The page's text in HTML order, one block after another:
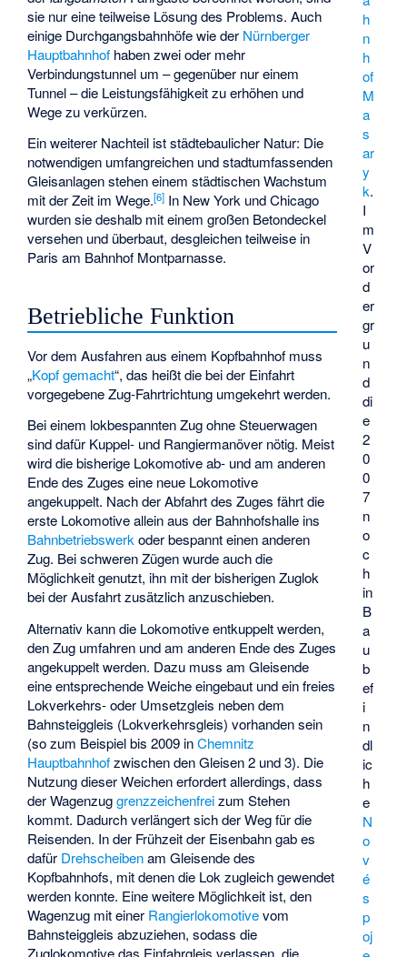
h
n
h
of
M
a
s
ar
y
k.
I
m
V
or
d
er
gr
u
n
d
di
e
2
0
0
7
n
o
c
h
in
B
a
u
b
ef
i
n
dl
ic
h
e
N
o
v
é
s
p
oj
sie nur eine teilweise Lösung des Problems. Auch
einige Durchgangsbahnhöfe wie der Nürnberger
Hauptbahnhof haben zwei oder mehr
Verbindungstunnel um – gegenüber nur einem
Tunnel – die Leistungsfähigkeit zu erhöhen und
Wege zu verkürzen.
Ein weiterer Nachteil ist städtebaulicher Natur: Die
notwendigen umfangreichen und stadtumfassenden
Gleisanlagen stehen einem städtischen Wachstum
mit der Zeit im Wege.[6] In New York und Chicago
wurden sie deshalb mit einem großen Betondeckel
versehen und überbaut, desgleichen teilweise in
Paris am Bahnhof Montparnasse.
Betriebliche Funktion
Vor dem Ausfahren aus einem Kopfbahnhof muss
„Kopf gemacht“, das heißt die bei der Einfahrt
vorgegebene Zug-Fahrtrichtung umgekehrt werden.
Bei einem lokbespannten Zug ohne Steuerwagen
sind dafür Kuppel- und Rangiermanöver nötig. Meist
wird die bisherige Lokomotive ab- und am anderen
Ende des Zuges eine neue Lokomotive
angekuppelt. Nach der Abfahrt des Zuges fährt die
erste Lokomotive allein aus der Bahnhofshalle ins
Bahnbetriebswerkoder bespannt einen anderen
Zug. Bei schweren Zügen wurde auch die
Möglichkeit genutzt, ihn mit der bisherigen Zuglok
bei der Ausfahrt zusätzlich anzuschieben.
Alternativ kann die Lokomotive entkuppelt werden,
den Zug umfahren und am anderen Ende des Zuges
angekuppelt werden. Dazu muss am Gleisende
eine entsprechende Weiche eingebaut und ein freies
Lokverkehrs- oder Umsetzgleis neben dem
Bahnsteiggleis (Lokverkehrsgleis) vorhanden sein
(so zum Beispiel bis 2009 inChemnitz
Hauptbahnhofzwischen den Gleisen 2 und 3). Die
Nutzung dieser Weichen erfordert allerdings, dass
der Wagenzuggrenzzeichenfreizum Stehen
kommt. Dadurch verlängert sich der Weg für die
Reisenden. In der Frühzeit der Eisenbahn gab es
dafür Drehscheibenam Gleisende des
Kopfbahnhofs, mit denen die Lok zugleich gewendet
werden konnte. Eine weitere Möglichkeit ist, den
Wagenzug mit einer Rangierlokomotivevom
Bahnsteiggleis abzuziehen, sodass die
Zuglokomotive das Einfahrgleis verlassen, die